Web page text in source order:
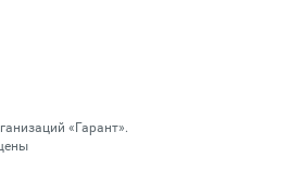
«Гарант».